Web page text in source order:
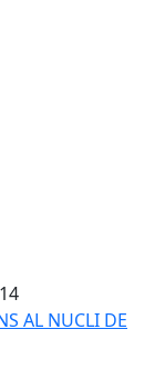
NUCLI DE FALS